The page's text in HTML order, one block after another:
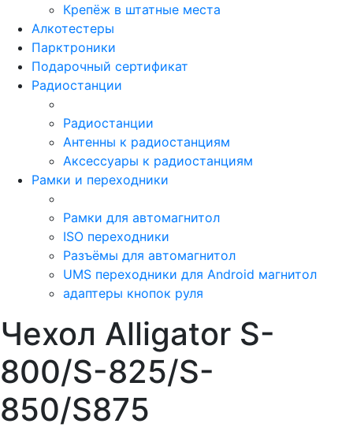
Крепёж в штатные места
Алкотестеры
Парктроники
Подарочный сертификат
Радиостанции
Радиостанции
Антенны к радиостанциям
Аксессуары к радиостанциям
Рамки и переходники
Рамки для автомагнитол
ISO переходники
Разъёмы для автомагнитол
UMS переходники для Android магнитол
адаптеры кнопок руля
Чехол Alligator S-
800/S-825/S-
850/S875